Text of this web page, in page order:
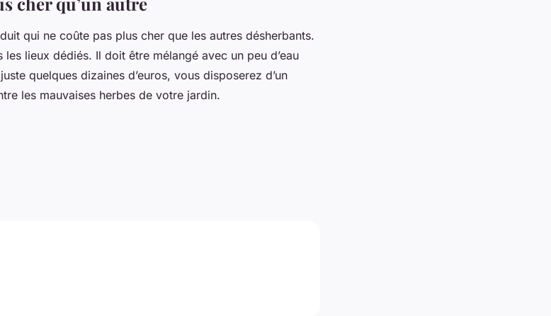
qui ne coûte pas plus cher que les autres désherbants.
lieux dédiés. Il doit être mélangé avec un peu d’eau
quelques dizaines d’euros, vous disposerez d’un
les mauvaises herbes de votre jardin.